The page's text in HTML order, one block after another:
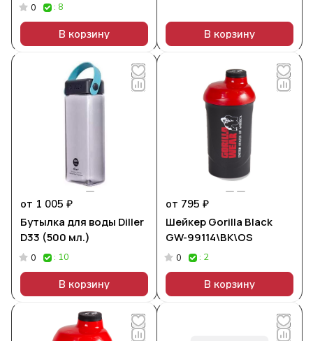
0 : 8
В корзину В корзину
от 1 005 ₽
Бутылка для воды Diller
D33 (500 мл.)
0 : 10
В корзину
от 795 ₽
Шейкер Gorilla Black
GW-99114\BK\OS
0 : 2
В корзину